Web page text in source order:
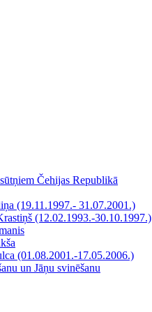
Čehijas Republikā
(19.11.1997.- 31.07.2001.)
(12.02.1993.-30.10.1997.)
(01.08.2001.-17.05.2006.)
un Jāņu svinēšanu